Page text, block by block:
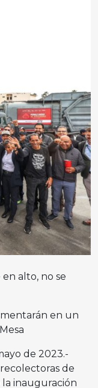
alto, no se
en un
de 2023.-
de
la inauguración